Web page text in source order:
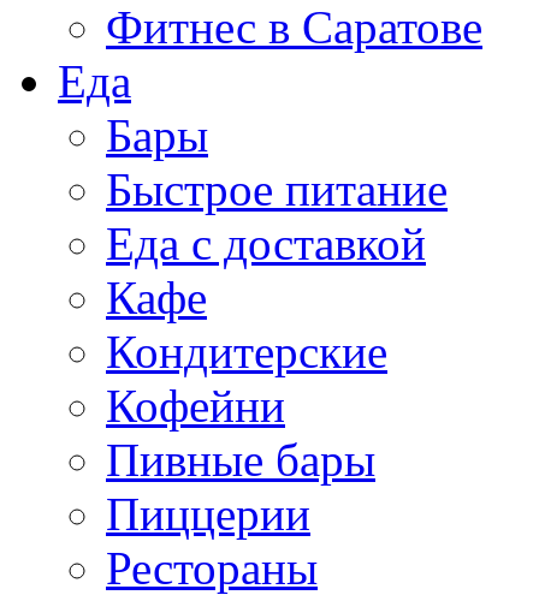
Фитнес в Саратове
Еда
Бары
Быстрое питание
Еда с доставкой
Кафе
Кондитерские
Кофейни
Пивные бары
Пиццерии
Рестораны